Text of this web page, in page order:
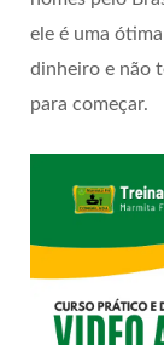
ele é uma
dinheiro e não
para começar.